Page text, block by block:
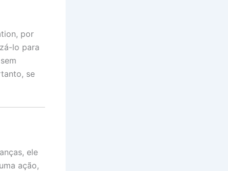
por
lo para
se
ele
ação,